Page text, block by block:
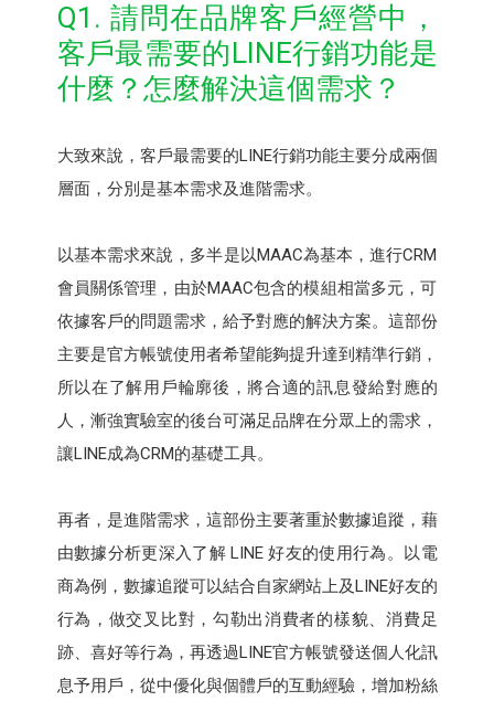
Q1. 請問在品牌客戶經營中，
客戶最需要的LINE行銷功能是
什麼？怎麼解決這個需求？
大致來說，客戶最需要的LINE行銷功能主要分成兩個
層面，分別是基本需求及進階需求。
以基本需求來說，多半是以MAAC為基本，進行CRM
會員關係管理，由於MAAC包含的模組相當多元，可
依據客戶的問題需求，給予對應的解決方案。這部份
主要是官方帳號使用者希望能夠提升達到精準行銷，
所以在了解用戶輪廓後，將合適的訊息發給對應的
人，漸強實驗室的後台可滿足品牌在分眾上的需求，
讓LINE成為CRM的基礎工具。
再者，是進階需求，這部份主要著重於數據追蹤，藉
由數據分析更深入了解 LINE 好友的使用行為。以電
商為例，數據追蹤可以結合自家網站上及LINE好友的
行為，做交叉比對，勾勒出消費者的樣貌、消費足
跡、喜好等行為，再透過LINE官方帳號發送個人化訊
息予用戶，從中優化與個體戶的互動經驗，增加粉絲